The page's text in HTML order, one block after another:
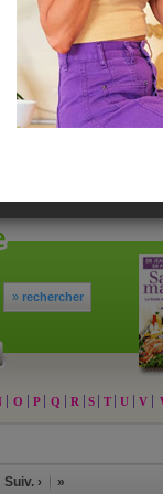
en général très gras. Dans
peu de lipides, comme
Amora, et des moutardes
Lorsque son utilisation
moutarde a peu
peu calorique. Dans
dans des
apport calorique total non
» rechercher
O P Q R S T U V
Suiv. › »